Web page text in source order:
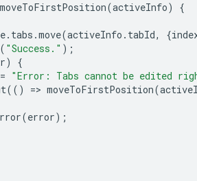
moveToFirstPosition(activeInfo)
{
. tabs .move(activeInfo . tabId, {
( "Success." );
)
{
"Error: Tabs cannot be edited
(() => moveToFirstPosition(
(error);